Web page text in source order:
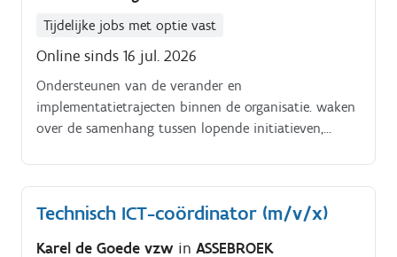
naar een enthousiaste teamcoach die onze
Tijdelijke jobs met optie vast
Online sinds 16 jul. 2026
Ondersteunen van de verander en
implementatietrajecten binnen de organisatie. waken
over de samenhang tussen lopende initiatieven,
Technisch ICT-coördinator (m/v/x)
Karel de Goede vzw in ASSEBROEK